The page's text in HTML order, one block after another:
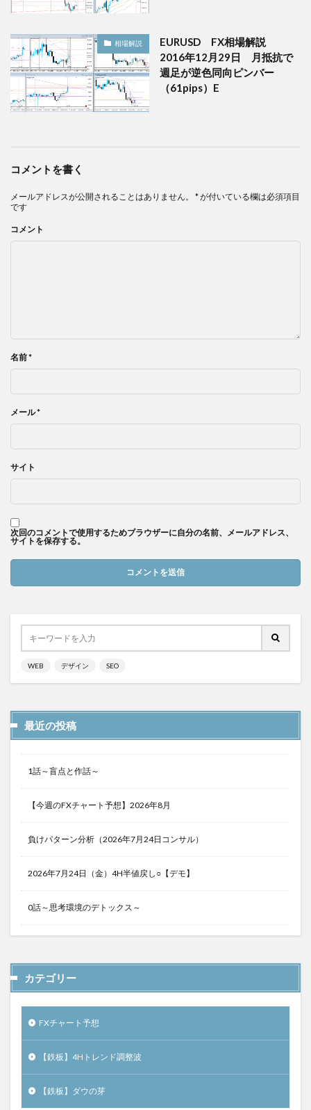
相場解説
EURUSD FX相場解説
2016年12月29日 月抵抗で
週足が逆色同向ピンバー
（61pips）E
コメントを書く
メールアドレスが公開されることはありません。 *が付いている欄は必須項目
です
コメント
名前*
メール*
サイト
次回のコメントで使用するためブラウザーに自分の名前、メールアドレス、
サイトを保存する。
WEB デザイン SEO
最近の投稿
1話～盲点と作話～
【今週のFXチャート予想】2026年8月
負けパターン分析（2026年7月24日コンサル）
2026年7月24日（金）4H半値戻し○【デモ】
0話～思考環境のデトックス～
カテゴリー
FXチャート予想
【鉄板】4Hトレンド調整波
【鉄板】ダウの芽